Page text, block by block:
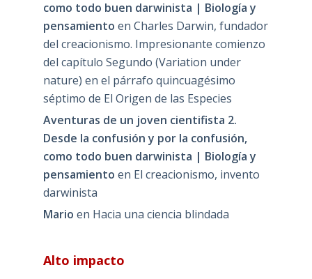
como todo buen darwinista | Biología y
pensamiento en Charles Darwin, fundador
del creacionismo. Impresionante comienzo
del capítulo Segundo (Variation under
nature) en el párrafo quincuagésimo
séptimo de El Origen de las Especies
Aventuras de un joven cientifista 2.
Desde la confusión y por la confusión,
como todo buen darwinista | Biología y
pensamiento en El creacionismo, invento
darwinista
Mario en Hacia una ciencia blindada
Alto impacto